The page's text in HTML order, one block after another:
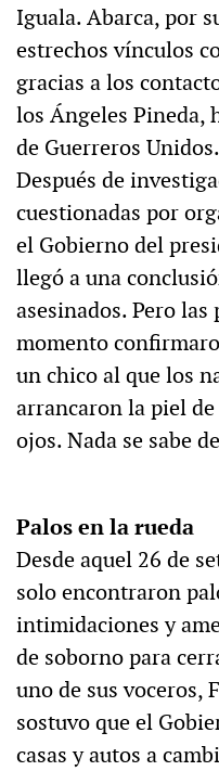
Iguala. Abarca, por
estrechos vínculos
gracias a los
los Ángeles Pineda,
de Guerreros Unidos.
Después de
cuestionadas por
el Gobierno del
llegó a una
asesinados. Pero
momento
un chico al que los
arrancaron la piel
ojos. Nada se sabe
Palos en la rueda
Desde aquel 26 de
solo encontraron
intimidaciones y
de soborno para
uno de sus voceros,
sostuvo que el
casas y autos a